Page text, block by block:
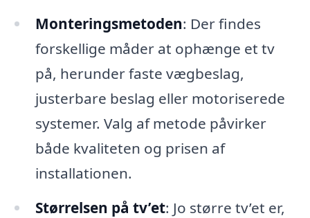
Monteringsmetoden: Der findes
forskellige måder at ophænge et tv
på, herunder faste vægbeslag,
justerbare beslag eller motoriserede
systemer. Valg af metode påvirker
både kvaliteten og prisen af
installationen.
Størrelsen på tv’et: Jo større tv’et er,